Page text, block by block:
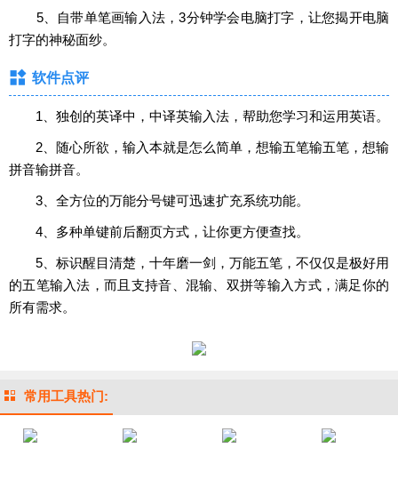
5、自带单笔画输入法，3分钟学会电脑打字，让您揭开电脑
打字的神秘面纱。
软件点评
1、独创的英译中，中译英输入法，帮助您学习和运用英语。
2、随心所欲，输入本就是怎么简单，想输五笔输五笔，想输
拼音输拼音。
3、全方位的万能分号键可迅速扩充系统功能。
4、多种单键前后翻页方式，让你更方便查找。
5、标识醒目清楚，十年磨一剑，万能五笔，不仅仅是极好用
的五笔输入法，而且支持音、混输、双拼等输入方式，满足你的
所有需求。
常用工具热门: